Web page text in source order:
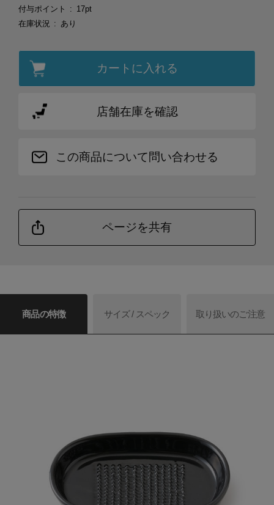
付与ポイント
17pt
在庫状況
あり
カートに入れる
店舗在庫を確認
この商品について問い合わせる
ページを共有
商品の特徴 サイズ / スペック 取り扱いのご注意